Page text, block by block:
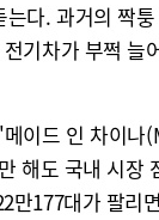
다. 과거의 짝
기차가 부쩍 늘
이드 인 차이
해도 국내 시장
만177대가 팔리